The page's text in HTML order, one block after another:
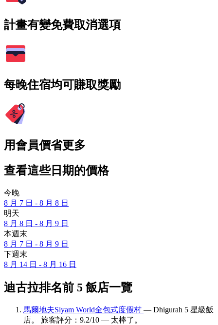
計畫有變免費取消選項
每晚住宿均可賺取獎勵
用會員價省更多
查看這些日期的價格
今晚
8 月 7 日 - 8 月 8 日
明天
8 月 8 日 - 8 月 9 日
本週末
8 月 7 日 - 8 月 9 日
下週末
8 月 14 日 - 8 月 16 日
迪古拉排名前 5 飯店一覽
馬爾地夫Siyam World全包式度假村 — Dhigurah 5 星級飯
店。 旅客評分：9.2/10 — 太棒了。